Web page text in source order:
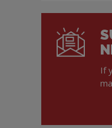
If